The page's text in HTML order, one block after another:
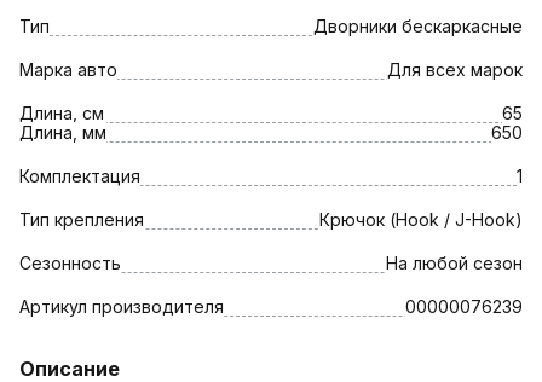
Тип Дворники бескаркасные
Марка авто Для всех марок
Длина, см
65
Длина, мм
650
Комплектация 1
Тип крепления Крючок (Hook / J-Hook)
Сезонность На любой сезон
Артикул производителя 00000076239
Описание